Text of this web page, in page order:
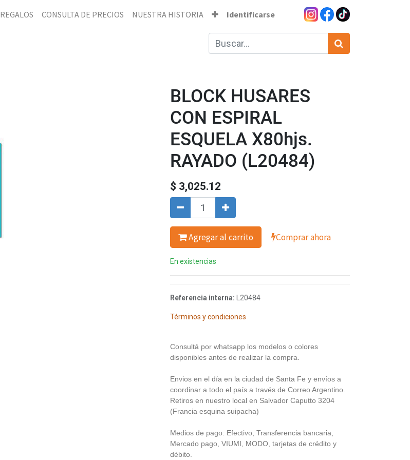
REGALOS CONSULTA DE PRECIOS NUESTRA HISTORIA Identificarse
BLOCK HUSARES
CON ESPIRAL
ESQUELA X80hjs.
RAYADO (L20484)
$ 3,025.12
Agregar al carrito Comprar ahora
En existencias
Referencia interna: L20484
Términos y condiciones
Consultá por whatsapp los modelos o colores
disponibles antes de realizar la compra.
Envios en el día en la ciudad de Santa Fe y envíos a
coordinar a todo el país a través de Correo Argentino.
Retiros en nuestro local en Salvador Caputto 3204
(Francia esquina suipacha)
Medios de pago: Efectivo, Transferencia bancaria,
Mercado pago, VIUMI, MODO, tarjetas de crédito y
débito.